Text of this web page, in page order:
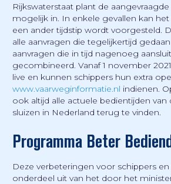
Rijkswaterstaat plant de
mogelijk in. In enkele gevallen kan
een ander tijdstip wordt voorgesteld.
alle aanvragen die tegelijkertijd
aanvragen die in tijd nagenoeg
gecombineerd. Vanaf 1 november
live en kunnen schippers hun extra
www.vaarweginformatie.nl indienen.
ook altijd alle actuele bedientijden
sluizen in Nederland terug te vinden.
Programma Beter
Deze verbeteringen voor schippers
onderdeel uit van het door het